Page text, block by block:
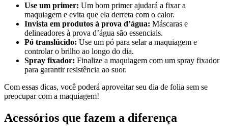
Use um primer: Um bom primer ajudará a fixar a
maquiagem e evita que ela derreta com o calor.
Invista em produtos à prova d’água: Máscaras e
delineadores à prova d’água são essenciais.
Pó translúcido: Use um pó para selar a maquiagem e
controlar o brilho ao longo do dia.
Spray fixador: Finalize a maquiagem com um spray fixador
para garantir resistência ao suor.
Com essas dicas, você poderá aproveitar seu dia de folia sem se
preocupar com a maquiagem!
Acessórios que fazem a diferença